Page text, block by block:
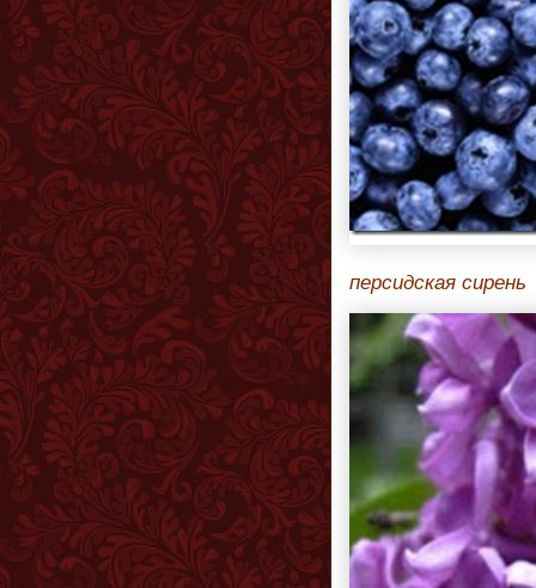
персидская сирень